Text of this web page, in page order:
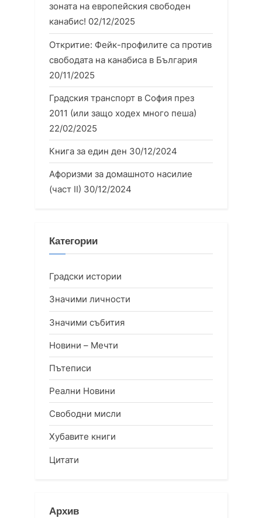
зоната на европейския свободен
канабис! 02/12/2025
Откритие: Фейк-профилите са против
свободата на канабиса в България
20/11/2025
Градския транспорт в София през
2011 (или защо ходех много пеша)
22/02/2025
Книга за един ден 30/12/2024
Афоризми за домашното насилие
(част II) 30/12/2024
Категории
Градски истории
Значими личности
Значими събития
Новини – Мечти
Пътеписи
Реални Новини
Свободни мисли
Хубавите книги
Цитати
Архив